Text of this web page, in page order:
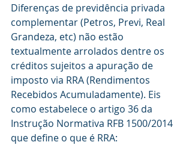
Diferenças de previdência privada
complementar (Petros, Previ, Real
Grandeza, etc) não estão
textualmente arrolados dentre os
créditos sujeitos a apuração de
imposto via RRA (Rendimentos
Recebidos Acumuladamente). Eis
como estabelece o artigo 36 da
Instrução Normativa RFB 1500/2014
que define o que é RRA: